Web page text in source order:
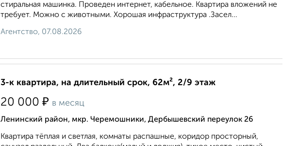
стиральная машинка. Проведен интернет, кабельное. Квартира вложений не
требует. Можно с животными. Хорошая инфраструктура .Засел...
Агентство, 07.08.2026
3-к квартира, на длительный срок, 62м², 2/9 этаж
20 000 ₽ в месяц
Ленинский район, мкр. Черемошники, Дербышевский переулок 26
Квартира тёплая и светлая, комнаты распашные, коридор просторный,